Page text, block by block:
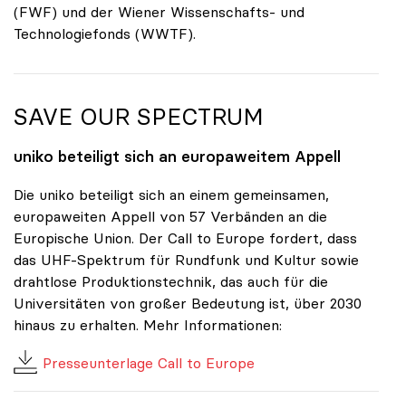
(FWF) und der Wiener Wissenschafts- und
Technologiefonds (WWTF).
SAVE OUR SPECTRUM
uniko beteiligt sich an europaweitem Appell
Die uniko beteiligt sich an einem gemeinsamen,
europaweiten Appell von 57 Verbänden an die
Europische Union. Der Call to Europe fordert, dass
das UHF-Spektrum für Rundfunk und Kultur sowie
drahtlose Produktionstechnik, das auch für die
Universitäten von großer Bedeutung ist, über 2030
hinaus zu erhalten. Mehr Informationen:
Presseunterlage Call to Europe